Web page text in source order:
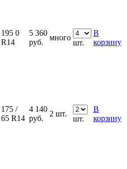
195 0
R14
5 360
руб.
много
шт.
В
корзину
175 /
65 R14
4 140
руб.
2 шт.
шт.
В
корзину